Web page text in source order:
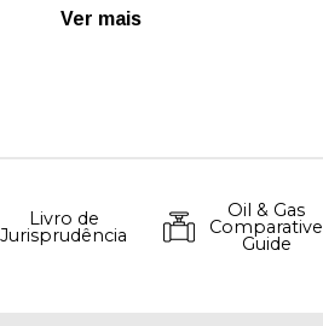
Ver mais
Livro de
Jurisprudência
Oil & Gas
Comparative
Guide